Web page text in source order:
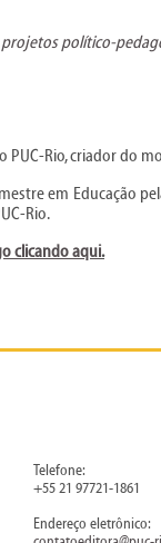
projetos político-
PUC-Rio, criador do
em Educação
Rio.
clicando aqui.
Telefone:
+55 21 97721-1861
Endereço eletrônico: